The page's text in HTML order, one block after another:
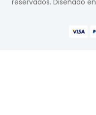
reservados. Diseñado en